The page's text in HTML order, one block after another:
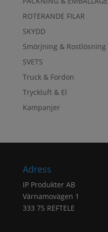
ROTERANDE FILAR
SKYDD
Smörjning & Rostlösning
SVETS
Truck & Fordon
Tryckluft & El
Kampanjer
Adress
IP Produkter AB
Värnamovägen 1
333 75 REFTELE